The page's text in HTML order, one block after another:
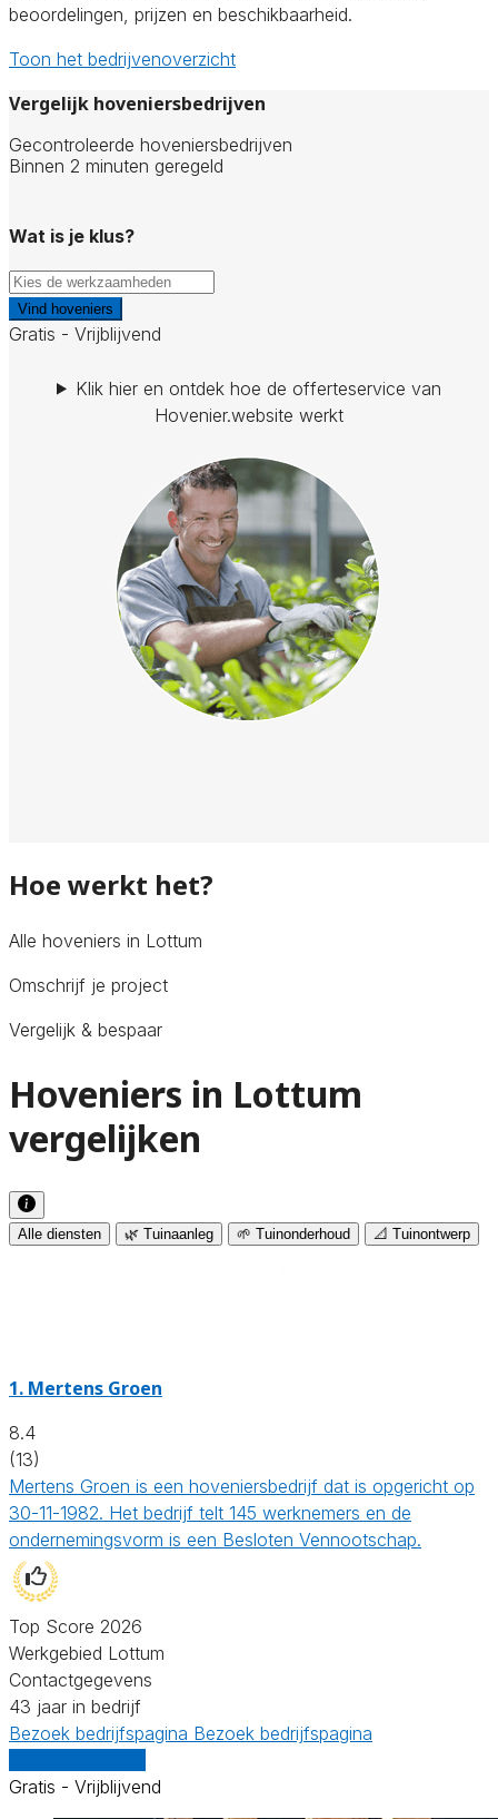
beoordelingen, prijzen en beschikbaarheid.
Toon het bedrijvenoverzicht
Vergelijk hoveniersbedrijven
Gecontroleerde hoveniersbedrijven
Binnen 2 minuten geregeld
Wat is je klus?
Vind hoveniers
Gratis - Vrijblijvend
Klik hier en ontdek hoe de offerteservice van
Hovenier.website werkt
Hoe werkt het?
Alle hoveniers in Lottum
Omschrijf je project
Vergelijk & bespaar
Hoveniers in Lottum
vergelijken
Alle diensten 🌿 Tuinaanleg 🌱 Tuinonderhoud 📐 Tuinontwerp
1. Mertens Groen
8.4
(13)
Mertens Groen is een hoveniersbedrijf dat is opgericht op
30-11-1982. Het bedrijf telt 145 werknemers en de
ondernemingsvorm is een Besloten Vennootschap.
Top Score 2026
Werkgebied Lottum
Contactgegevens
43 jaar in bedrijf
Bezoek bedrijfspagina Bezoek bedrijfspagina
Gratis - Vrijblijvend